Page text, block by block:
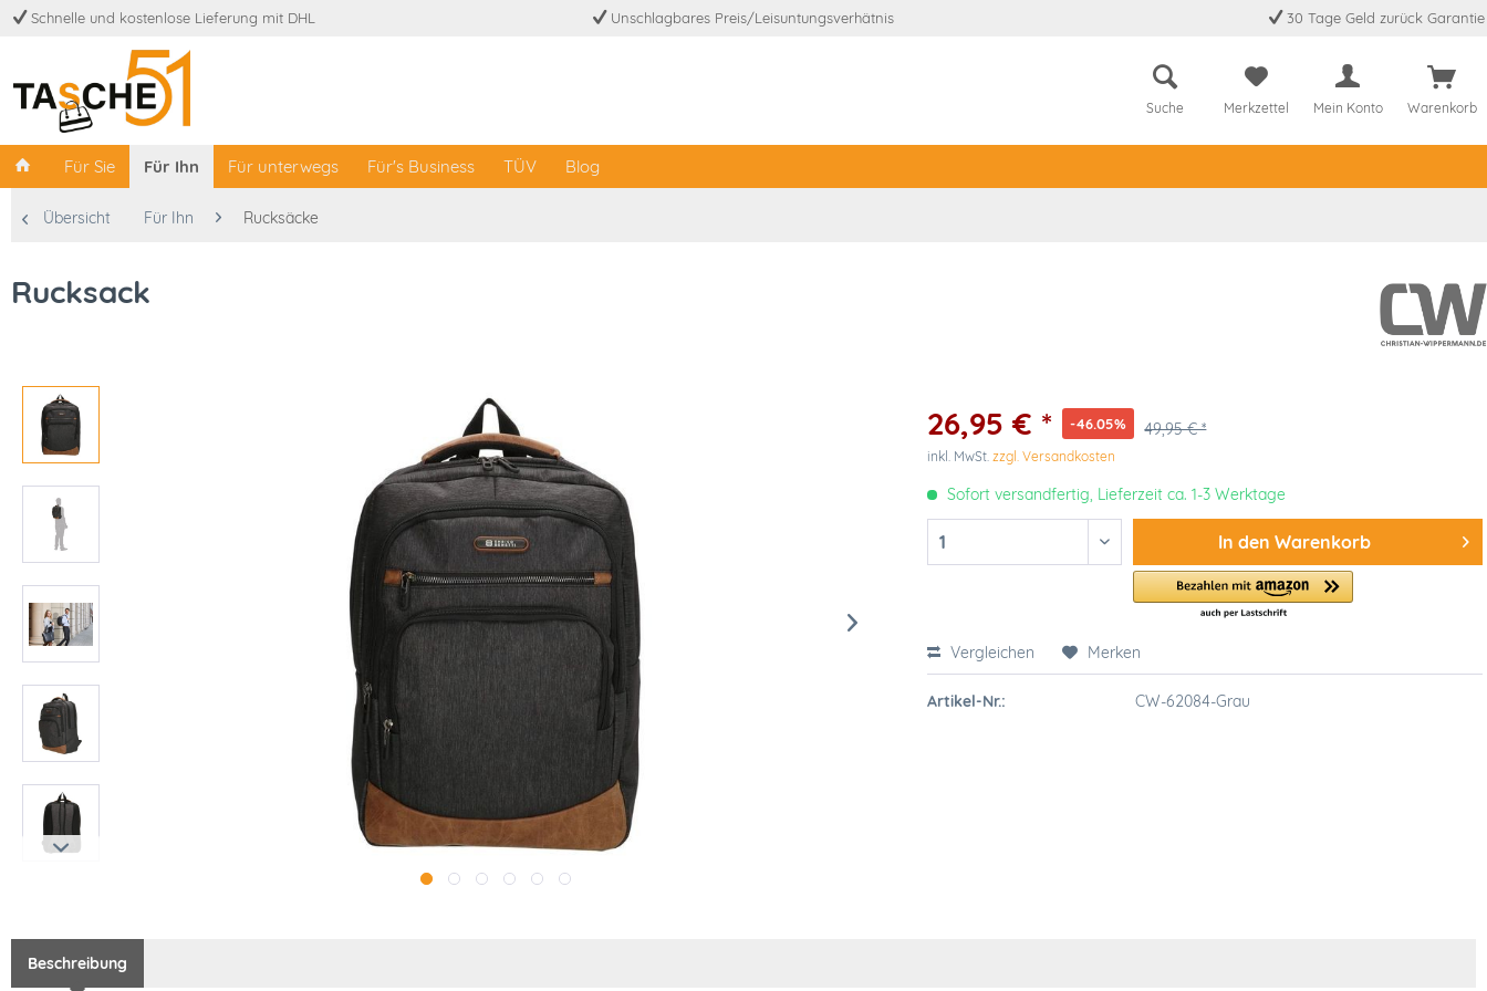
Schnelle und kostenlose Lieferung mit DHL Unschlagbares Preis/Leisuntungsverhätnis 30 Tage Geld zurück Garantie
Suche Merkzettel Mein Konto Warenkorb
Für Sie Für Ihn Für unterwegs Für's Business TÜV Blog
Übersicht Für Ihn Rucksäcke
Rucksack
26,95 € * -46.05% 49,95 € *
inkl. MwSt.zzgl. Versandkosten
Sofort versandfertig, Lieferzeit ca. 1-3 Werktage
In den Warenkorb
Vergleichen Merken
Artikel-Nr.: CW-62084-Grau
Beschreibung